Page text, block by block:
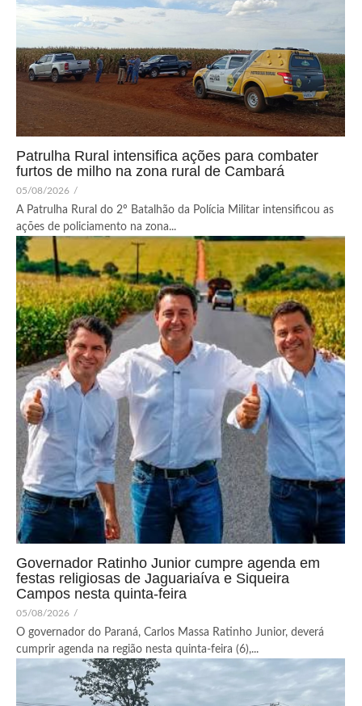
Patrulha Rural intensifica ações para combater
furtos de milho na zona rural de Cambará
05/08/2026 /
A Patrulha Rural do 2º Batalhão da Polícia Militar intensificou as
ações de policiamento na zona...
Governador Ratinho Junior cumpre agenda em
festas religiosas de Jaguariaíva e Siqueira
Campos nesta quinta-feira
05/08/2026 /
O governador do Paraná, Carlos Massa Ratinho Junior, deverá
cumprir agenda na região nesta quinta-feira (6),...